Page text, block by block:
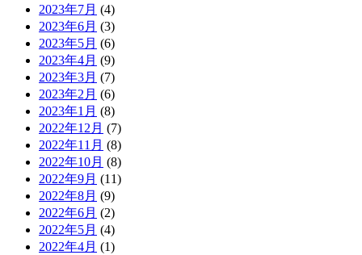
2023年7月 (4)
2023年6月 (3)
2023年5月 (6)
2023年4月 (9)
2023年3月 (7)
2023年2月 (6)
2023年1月 (8)
2022年12月 (7)
2022年11月 (8)
2022年10月 (8)
2022年9月 (11)
2022年8月 (9)
2022年6月 (2)
2022年5月 (4)
2022年4月 (1)